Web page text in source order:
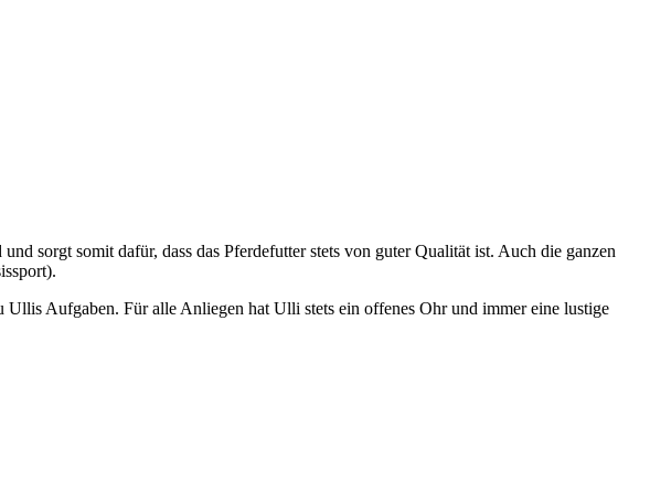
sorgt somit dafür, dass das Pferdefutter stets von guter Qualität ist. Auch die ganzen
Aufgaben. Für alle Anliegen hat Ulli stets ein offenes Ohr und immer eine lustige